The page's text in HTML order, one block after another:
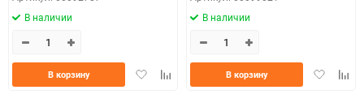
В наличии
ДобавитьДобавить
В корзину
В наличии
Добавить
В корзину